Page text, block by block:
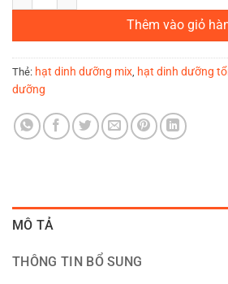
Thêm vào giỏ
Thẻ: hạt dinh dưỡng mix, hạt dinh dưỡng
dưỡng
MÔ TẢ
THÔNG TIN BỔ SUNG